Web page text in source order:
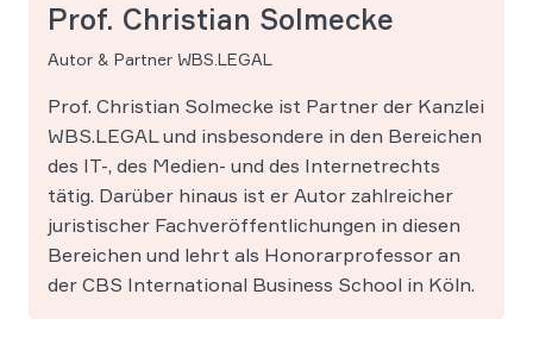
Prof. Christian Solmecke
Autor & Partner WBS.LEGAL
Prof. Christian Solmecke ist Partner der Kanzlei
WBS.LEGAL und insbesondere in den Bereichen
des IT-, des Medien- und des Internetrechts
tätig. Darüber hinaus ist er Autor zahlreicher
juristischer Fachveröffentlichungen in diesen
Bereichen und lehrt als Honorarprofessor an
der CBS International Business School in Köln.